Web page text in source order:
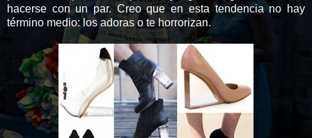
hacerse con un par. Creo que en esta tendencia no hay
término medio: los adoras o te horrorizan.